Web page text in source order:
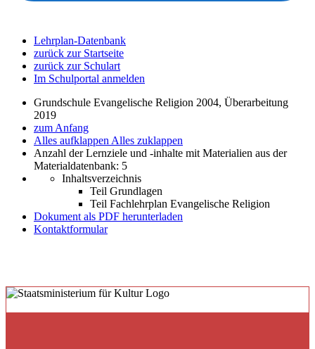
Lehrplan-Datenbank
zurück zur Startseite
zurück zur Schulart
Im Schulportal anmelden
Grundschule Evangelische Religion 2004, Überarbeitung
2019
zum Anfang
Alles aufklappen Alles zuklappen
Anzahl der Lernziele und -inhalte mit Materialien aus der
Materialdatenbank: 5
Inhaltsverzeichnis
Teil Grundlagen
Teil Fachlehrplan Evangelische Religion
Dokument als PDF herunterladen
Kontaktformular